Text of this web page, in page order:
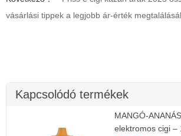
vásárlási tippek a legjobb ár-érték
Kapcsolódó termékek
MANGÓ-
elektromos cigi –